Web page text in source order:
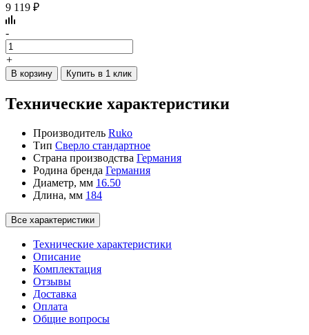
9 119 ₽
-
+
В корзину Купить в 1 клик
Технические характеристики
Производитель Ruko
Тип Сверло стандартное
Страна производства Германия
Родина бренда Германия
Диаметр, мм 16.50
Длина, мм 184
Все характеристики
Технические характеристики
Описание
Комплектация
Отзывы
Доставка
Оплата
Общие вопросы